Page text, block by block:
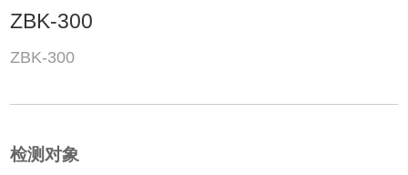
ZBK-300
ZBK-300
检测对象